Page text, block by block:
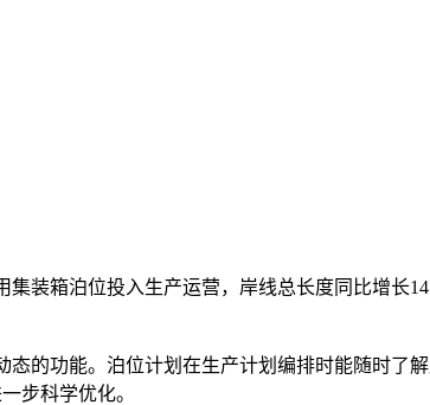
集装箱泊位投入生产运营，岸线总长度同比增长
态的功能。泊位计划在生产计划编排时能随时了解
步科学优化。